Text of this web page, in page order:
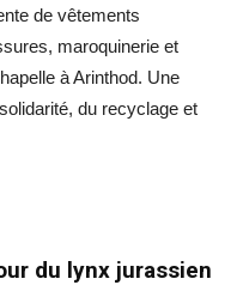
de vêtements
maroquinerie et
à Arinthod. Une
du recyclage et
du lynx jurassien